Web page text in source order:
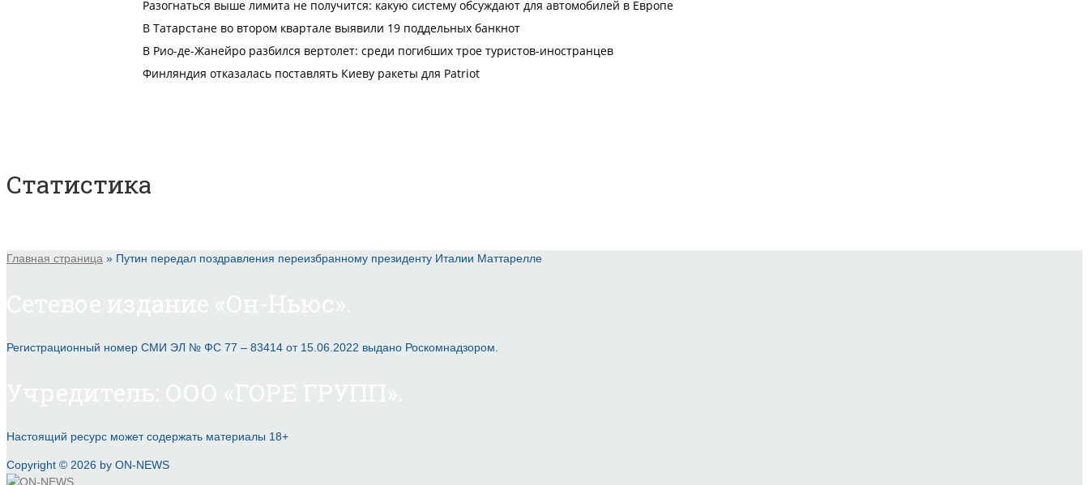
Статистика
Главная страница » Путин передал поздравления переизбранному президенту Италии Маттарелле
Регистрационный номер СМИ ЭЛ № ФС 77 – 83414 от 15.06.2022 выдано Роскомнадзором.
Настоящий ресурс может содержать материалы 18+
Copyright © 2026 by ON-NEWS